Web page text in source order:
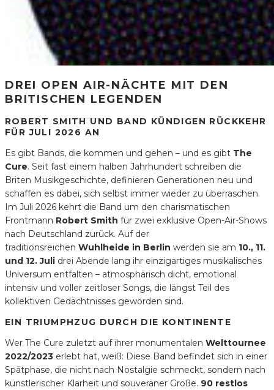
DREI OPEN AIR-NÄCHTE MIT DEN
BRITISCHEN LEGENDEN
ROBERT SMITH UND BAND KÜNDIGEN RÜCKKEHR
FÜR JULI 2026 AN
Es gibt Bands, die kommen und gehen – und es gibt The
Cure. Seit fast einem halben Jahrhundert schreiben die
Briten Musikgeschichte, definieren Generationen neu und
schaffen es dabei, sich selbst immer wieder zu überraschen.
Im Juli 2026 kehrt die Band um den charismatischen
Frontmann Robert Smith für zwei exklusive Open-Air-Shows
nach Deutschland zurück. Auf der
traditionsreichen Wuhlheide in Berlin werden sie am 10., 11.
und 12. Juli drei Abende lang ihr einzigartiges musikalisches
Universum entfalten – atmosphärisch dicht, emotional
intensiv und voller zeitloser Songs, die längst Teil des
kollektiven Gedächtnisses geworden sind.
EIN TRIUMPHZUG DURCH DIE KONTINENTE
Wer The Cure zuletzt auf ihrer monumentalen Welttournee
2022/2023 erlebt hat, weiß: Diese Band befindet sich in einer
Spätphase, die nicht nach Nostalgie schmeckt, sondern nach
künstlerischer Klarheit und souveräner Größe. 90 restlos